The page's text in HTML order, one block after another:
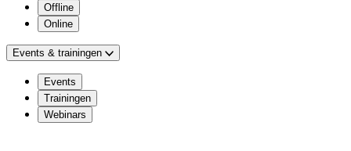
Offline
Online
Events & trainingen
Events
Trainingen
Webinars